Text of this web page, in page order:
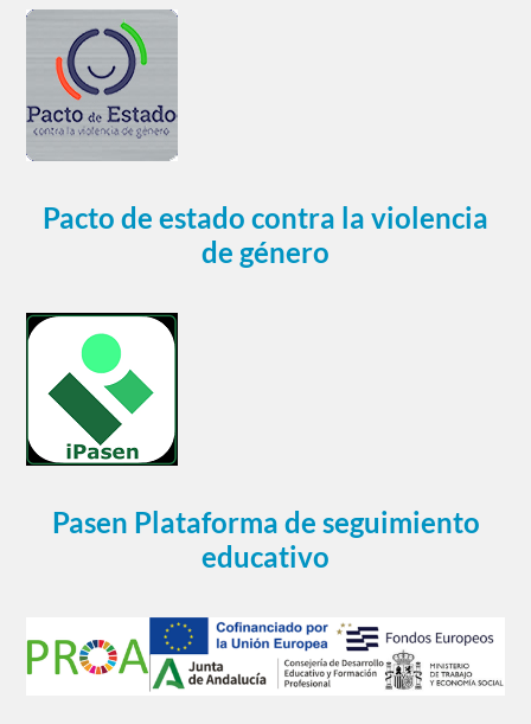
Pacto de estado contra la violencia
de género
Pasen Plataforma de seguimiento
educativo